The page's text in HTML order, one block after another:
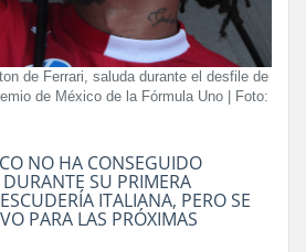
de Ferrari, saluda durante el desfile de
de México de la Fórmula Uno | Foto:
NO HA CONSEGUIDO
SU PRIMERA
ITALIANA, PERO SE
PARA LAS PRÓXIMAS